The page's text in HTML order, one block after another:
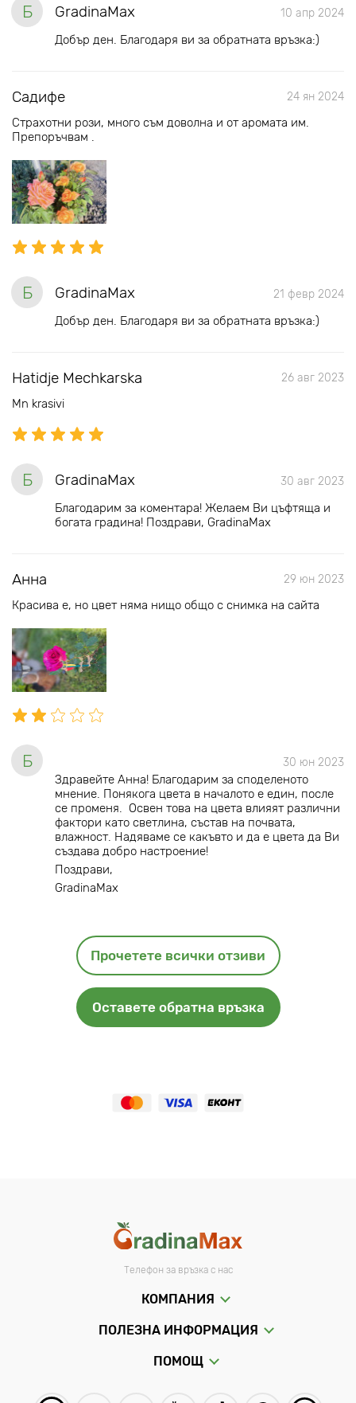
Б GradinaMax 10 апр 2024
Добър ден. Благодаря ви за обратната връзка:)
Садифе 24 ян 2024
Страхотни рози, много съм доволна и от аромата им.
Препоръчвам .
Б GradinaMax 21 февр 2024
Добър ден. Благодаря ви за обратната връзка:)
Hatidje Mechkarska 26 авг 2023
Mn krasivi
Б GradinaMax 30 авг 2023
Благодарим за коментара! Желаем Ви цъфтяща и
богата градина! Поздрави, GradinaMax
Анна 29 юн 2023
Красива е, но цвет няма нищо общо с снимка на сайта
Б 30 юн 2023
Здравейте Анна! Благодарим за споделеното
мнение. Понякога цвета в началото е един, после
се променя. Освен това на цвета влияят различни
фактори като светлина, състав на почвата,
влажност. Надяваме се какъвто и да е цвета да Ви
създава добро настроение!
Поздрави,
GradinaMax
Прочетете всички отзиви
Оставете обратна връзка
Телефон за връзка с нас
КОМПАНИЯ
ПОЛЕЗНА ИНФОРМАЦИЯ
ПОМОЩ